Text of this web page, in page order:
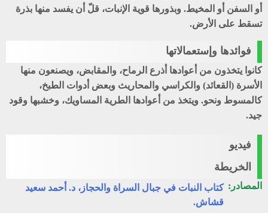
أو السفن أو المخيط. وبذورها قوية الإنبات، قلّ أن يفسد منها بذرة
تسقط على الأرض.
فوائدها وإستعمالاتها
كانوا يتخذون من أعوادها أذرع الرماح، والمقابض، ويصنعون منها
الأسرة (القعائد) والكراسي والمحاريث وبعض أدوات الطبخ،
كالمسوط ونحو. ويتخذ من أعوادها الطرية المساويك، وخشبها وقود
جيد.
فيديو
الخريطة
المصادر: كتاب النبات في جبال السراة والحجاز، د. أحمد سعيد
قشاش.